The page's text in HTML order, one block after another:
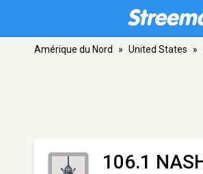
Amérique du Nord » United States »
106.1